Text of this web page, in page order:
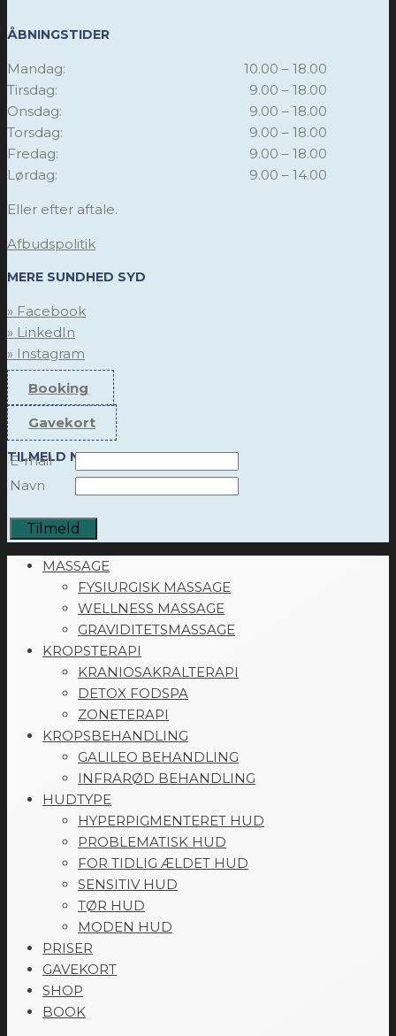
ÅBNINGSTIDER
Mandag:
10.00 – 18.00
Tirsdag:
9.00 – 18.00
Onsdag:
9.00 – 18.00
Torsdag:
9.00 – 18.00
Fredag:
9.00 – 18.00
Lørdag:
9.00 – 14.00
Eller efter aftale.
Afbudspolitik
MERE SUNDHED SYD
» Facebook
» LinkedIn
» Instagram
Booking
Gavekort
TILMELD NYHEDSBREV
E-mail
Navn
MASSAGE
FYSIURGISK MASSAGE
WELLNESS MASSAGE
GRAVIDITETSMASSAGE
KROPSTERAPI
KRANIOSAKRALTERAPI
DETOX FODSPA
ZONETERAPI
KROPSBEHANDLING
GALILEO BEHANDLING
INFRARØD BEHANDLING
HUDTYPE
HYPERPIGMENTERET HUD
PROBLEMATISK HUD
FOR TIDLIG ÆLDET HUD
SENSITIV HUD
TØR HUD
MODEN HUD
PRISER
GAVEKORT
SHOP
BOOK